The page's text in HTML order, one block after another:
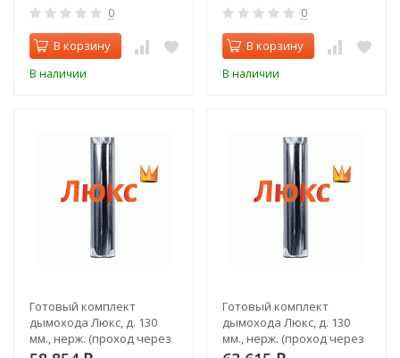
0
В корзину
В наличии
0
В корзину
В наличии
Готовый комплект
дымохода Люкс, д. 130
мм., нерж. (проход через
крышу, задний выход)
Готовый комплект
дымохода Люкс, д. 130
мм., нерж. (проход через
стену, верхний выход)